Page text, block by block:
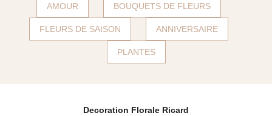
AMOUR BOUQUETS DE FLEURS
FLEURS DE SAISON ANNIVERSAIRE
PLANTES
Decoration Florale Ricard